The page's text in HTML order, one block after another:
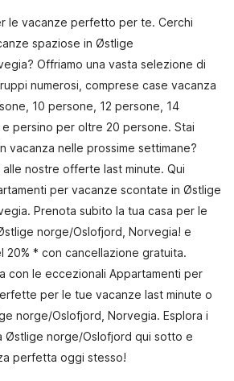
le vacanze perfetto per te. Cerchi
spaziose in Østlige
Offriamo una vasta selezione di
numerosi, comprese case vacanza
10 persone, 12 persone, 14
persino per oltre 20 persone. Stai
vacanza nelle prossime settimane?
nostre offerte last minute. Qui
per vacanze scontate in Østlige
Prenota subito la tua casa per le
norge/Oslofjord, Norvegia! e
20% * con cancellazione gratuita.
con le eccezionali Appartamenti per
per le tue vacanze last minute o
norge/Oslofjord, Norvegia. Esplora i
Østlige norge/Oslofjord qui sotto e
perfetta oggi stesso!